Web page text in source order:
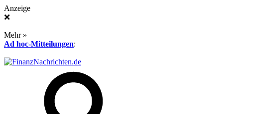
Anzeige
❌
Mehr »
Ad hoc-Mitteilungen: